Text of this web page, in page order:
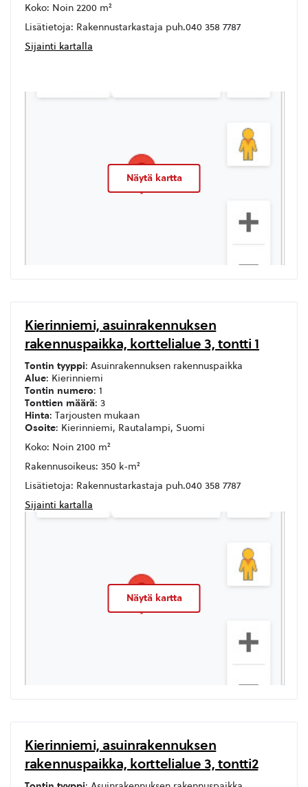
Koko: Noin 2200 m²
Lisätietoja: Rakennustarkastaja puh.040 358 7787
Sijainti kartalla
Näytä kartta
Kierinniemi, asuinrakennuksen
rakennuspaikka, korttelialue 3, tontti 1
Tontin tyyppi: Asuinrakennuksen rakennuspaikka
Alue: Kierinniemi
Tontin numero: 1
Tonttien määrä: 3
Hinta: Tarjousten mukaan
Osoite: Kierinniemi, Rautalampi, Suomi
Koko: Noin 2100 m²
Rakennusoikeus: 350 k-m²
Lisätietoja: Rakennustarkastaja puh.040 358 7787
Sijainti kartalla
Näytä kartta
Kierinniemi, asuinrakennuksen
rakennuspaikka, korttelialue 3, tontti2